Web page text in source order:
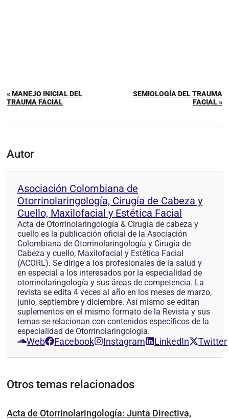
« MANEJO INICIAL DEL
TRAUMA FACIAL
SEMIOLOGÍA DEL TRAUMA
FACIAL »
Autor
Asociación Colombiana de
Otorrinolaringología, Cirugía de Cabeza y
Cuello, Maxilofacial y Estética Facial
Acta de Otorrinolaringología & Cirugía de cabeza y
cuello es la publicación oficial de la Asociación
Colombiana de Otorrinolaringología y Cirugía de
Cabeza y cuello, Maxilofacial y Estética Facial
(ACORL). Se dirige a los profesionales de la salud y
en especial a los interesados por la especialidad de
otorrinolaringología y sus áreas de competencia. La
revista se edita 4 veces al año en los meses de marzo,
junio, septiembre y diciembre. Así mismo se editan
suplementos en el mismo formato de la Revista y sus
temas se relacionan con contenidos específicos de la
especialidad de Otorrinolaringología.
Web Facebook Instagram LinkedIn Twitter
Otros temas relacionados
Acta de Otorrinolaringología: Junta Directiva,